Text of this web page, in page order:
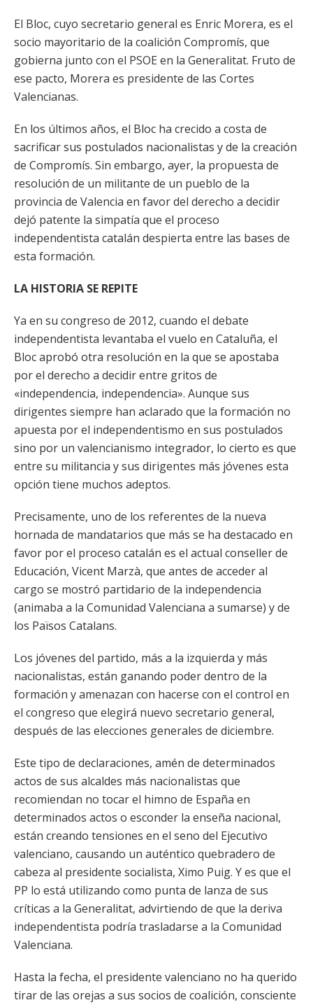
El Bloc, cuyo secretario general es Enric Morera, es el
socio mayoritario de la coalición Compromís, que
gobierna junto con el PSOE en la Generalitat. Fruto de
ese pacto, Morera es presidente de las Cortes
Valencianas.
En los últimos años, el Bloc ha crecido a costa de
sacrificar sus postulados nacionalistas y de la creación
de Compromís. Sin embargo, ayer, la propuesta de
resolución de un militante de un pueblo de la
provincia de Valencia en favor del derecho a decidir
dejó patente la simpatía que el proceso
independentista catalán despierta entre las bases de
esta formación.
LA HISTORIA SE REPITE
Ya en su congreso de 2012, cuando el debate
independentista levantaba el vuelo en Cataluña, el
Bloc aprobó otra resolución en la que se apostaba
por el derecho a decidir entre gritos de
«independencia, independencia». Aunque sus
dirigentes siempre han aclarado que la formación no
apuesta por el independentismo en sus postulados
sino por un valencianismo integrador, lo cierto es que
entre su militancia y sus dirigentes más jóvenes esta
opción tiene muchos adeptos.
Precisamente, uno de los referentes de la nueva
hornada de mandatarios que más se ha destacado en
favor por el proceso catalán es el actual conseller de
Educación, Vicent Marzà, que antes de acceder al
cargo se mostró partidario de la independencia
(animaba a la Comunidad Valenciana a sumarse) y de
los Països Catalans.
Los jóvenes del partido, más a la izquierda y más
nacionalistas, están ganando poder dentro de la
formación y amenazan con hacerse con el control en
el congreso que elegirá nuevo secretario general,
después de las elecciones generales de diciembre.
Este tipo de declaraciones, amén de determinados
actos de sus alcaldes más nacionalistas que
recomiendan no tocar el himno de España en
determinados actos o esconder la enseña nacional,
están creando tensiones en el seno del Ejecutivo
valenciano, causando un auténtico quebradero de
cabeza al presidente socialista, Ximo Puig. Y es que el
PP lo está utilizando como punta de lanza de sus
críticas a la Generalitat, advirtiendo de que la deriva
independentista podría trasladarse a la Comunidad
Valenciana.
Hasta la fecha, el presidente valenciano no ha querido
tirar de las orejas a sus socios de coalición, consciente